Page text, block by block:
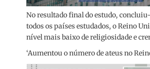
No resultado final do estudo, concluiu-
todos os países estudados, o Reino
nível mais baixo de religiosidade e
‘Aumentou o número de ateus no